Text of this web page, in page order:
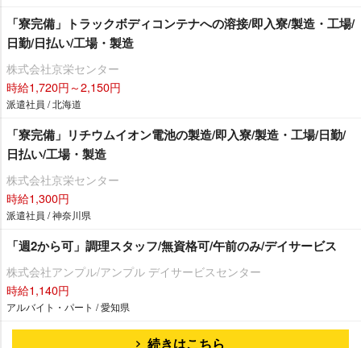
「寮完備」トラックボディコンテナへの溶接/即入寮/製造・工場/
日勤/日払い/工場・製造
株式会社京栄センター
時給1,720円～2,150円
派遣社員 / 北海道
「寮完備」リチウムイオン電池の製造/即入寮/製造・工場/日勤/
日払い/工場・製造
株式会社京栄センター
時給1,300円
派遣社員 / 神奈川県
「週2から可」調理スタッフ/無資格可/午前のみ/デイサービス
株式会社アンプル/アンプル デイサービスセンター
時給1,140円
アルバイト・パート / 愛知県
続きはこちら